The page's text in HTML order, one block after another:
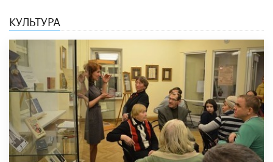
КУЛЬТУРА